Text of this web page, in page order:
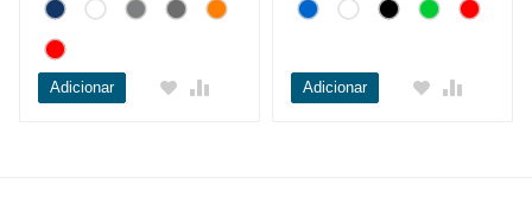
Adicionar Adicionar